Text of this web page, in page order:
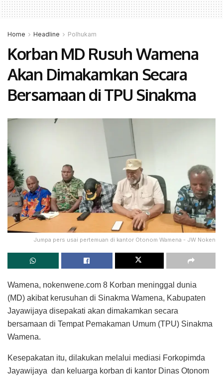
Home Headline Polhukam
Korban MD Rusuh Wamena
Akan Dimakamkan Secara
Bersamaan di TPU Sinakma
Jumpa pers usai pertemuan di kantor Otonom Wamena - JW Noken
Wamena, nokenwene.com 8 Korban meninggal dunia
(MD) akibat kerusuhan di Sinakma Wamena, Kabupaten
Jayawijaya disepakati akan dimakamkan secara
bersamaan di Tempat Pemakaman Umum (TPU) Sinakma
Wamena.
Kesepakatan itu, dilakukan melalui mediasi Forkopimda
Jayawijaya dan keluarga korban di kantor Dinas Otonom